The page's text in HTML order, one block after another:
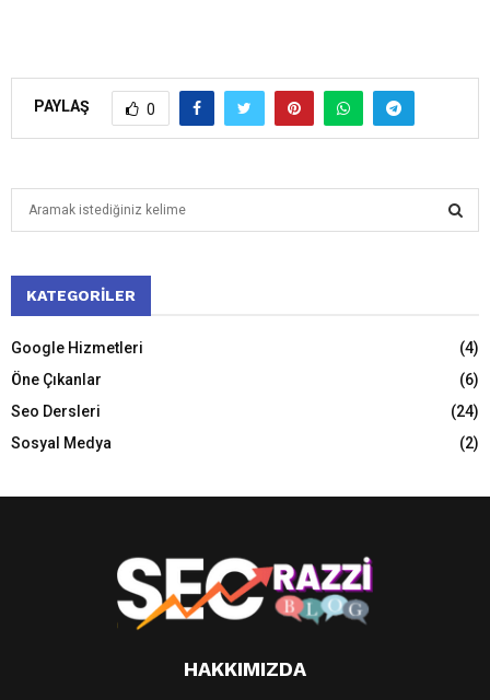
PAYLAŞ 0
h
o
r
:
KATEGORILER
Google Hizmetleri
(4)
Öne Çıkanlar
(6)
Seo Dersleri
(24)
Sosyal Medya
(2)
HAKKIMIZDA